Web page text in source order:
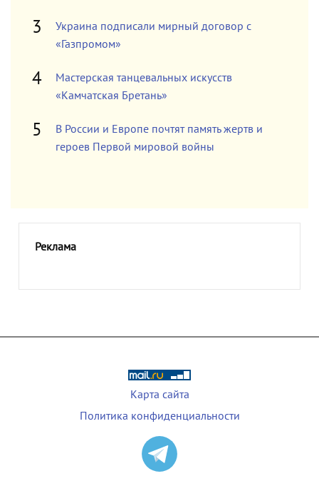
Украина подписали мирный договор с
«Газпромом»
Мастерская танцевальных искусств
«Камчатская Бретань»
В России и Европе почтят память жертв и
героев Первой мировой войны
Реклама
Карта сайта
Политика конфиденциальности